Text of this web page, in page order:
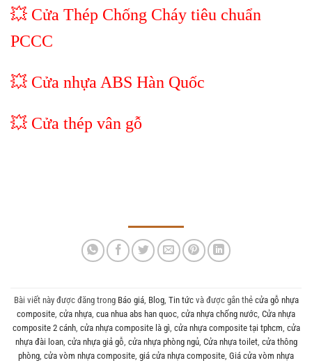
💥 Cửa Thép Chống Cháy tiêu chuẩn
PCCC
💥 Cửa nhựa ABS Hàn Quốc
💥 Cửa thép vân gỗ
Bài viết này được đăng trong Báo giá, Blog, Tin tứcvà được gắn thẻ cửa gỗ nhựa
composite cửa nhựa cua nhua abs han quoc cửa nhựa chống nước Cửa nhựa
composite 2 cánh, cửa nhựa composite là gì cửa nhựa composite tại tphcm cửa
nhựa đài loan, cửa nhựa giả gỗ cửa nhựa phòng ngủ, Cửa nhựa toilet, cửa thông
phòng cửa vòm nhựa composite giá cửa nhựa composite Giá cửa vòm nhựa